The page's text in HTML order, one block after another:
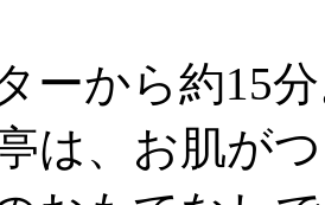
ーから約15
は、お肌が